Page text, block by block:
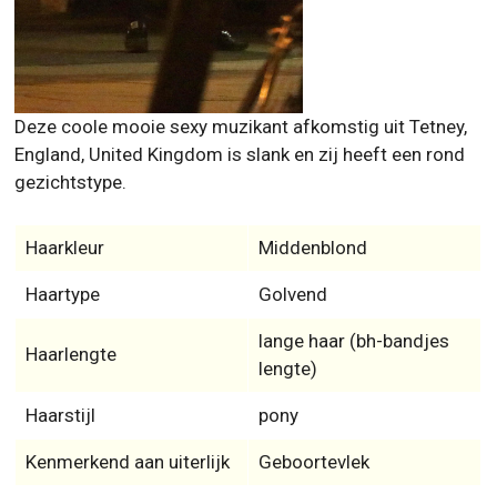
Deze coole mooie sexy muzikant afkomstig uit Tetney,
England, United Kingdom is slank en zij heeft een rond
gezichtstype.
Haarkleur Middenblond
Haartype Golvend
Haarlengte
lange haar (bh-bandjes
lengte)
Haarstijl pony
Kenmerkend aan uiterlijk Geboortevlek